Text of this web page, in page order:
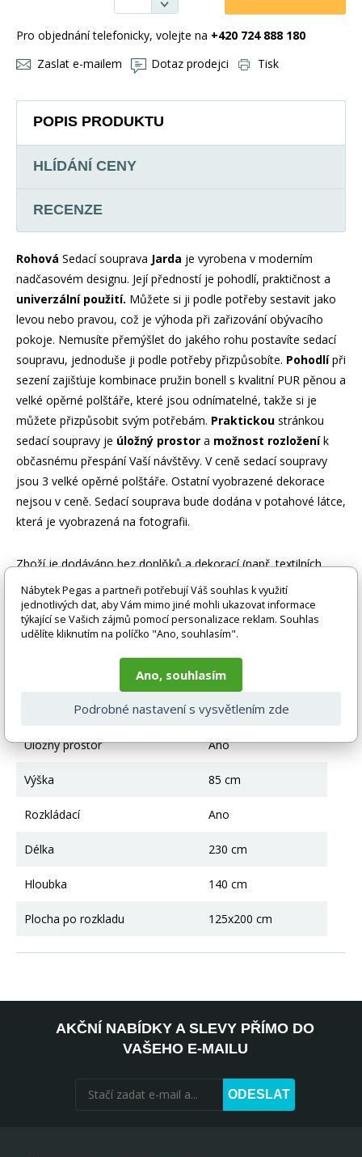
Pro objednání telefonicky, volejte na +420 724 888 180
Zaslat e-mailem
Dotaz prodejci Tisk
POPIS PRODUKTU
HLÍDÁNÍ CENY
RECENZE
Rohová Sedací souprava Jarda je vyrobena v moderním
nadčasovém designu. Její předností je pohodlí, praktičnost a
univerzální použití. Můžete si ji podle potřeby sestavit jako
levou nebo pravou, což je výhoda při zařizování obývacího
pokoje. Nemusíte přemýšlet do jakého rohu postavíte sedací
soupravu, jednoduše ji podle potřeby přizpůsobíte. Pohodlípři
sezení zajišťuje kombinace pružin bonell s kvalitní PUR pěnou a
velké opěrné polštáře, které jsou odnímatelné, takže si je
můžete přizpůsobit svým potřebám. Praktickou stránkou
sedací soupravy je úložný prostor a možnost rozloženík
občasnému přespání Vaší návštěvy. V ceně sedací soupravy
jsou 3 velké opěrné polštáře. Ostatní vyobrazené dekorace
nejsou v ceně. Sedací souprava bude dodána v potahové látce,
která je vyobrazená na fotografii.
Zboží je dodáváno bez doplňků a dekorací (např. textilních
Pokud není uvedeno jinak. Většinou je zboží dodáváno v
demontovaném stavu, dle charakteru zboží. Fotografie mohou
být i ilustrační a barva produktu nemusí odpovídat skutečnosti
vlivem nastavení monitoru a převodem do el. podoby. V
případě nejasností kontaktujte naše klientské centrum
pegas@nabytek-pegas.cz či volejte 777244446.
Technické parametry
Úložný prostor Ano
Výška 85 cm
Rozkládací Ano
Délka 230 cm
Hloubka 140 cm
Plocha po rozkladu 125x200 cm
AKČNÍ NABÍDKY A SLEVY PŘÍMO DO
VAŠEHO E-MAILU
ODESLAT
Nábytek Pegas a partneři potřebují Váš souhlas k využití
jednotlivých dat, aby Vám mimo jiné mohli ukazovat informace
týkající se Vašich zájmů pomocí personalizace reklam. Souhlas
udělíte kliknutím na políčko "Ano, souhlasím".
Ano, souhlasím
Podrobné nastavení s vysvětlením zde